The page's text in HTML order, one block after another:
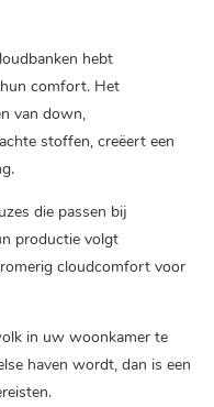
hebt
comfort. Het
van down,
stoffen, creëert een
die passen bij
productie volgt
cloudcomfort voor
in uw woonkamer te
haven wordt, dan is een